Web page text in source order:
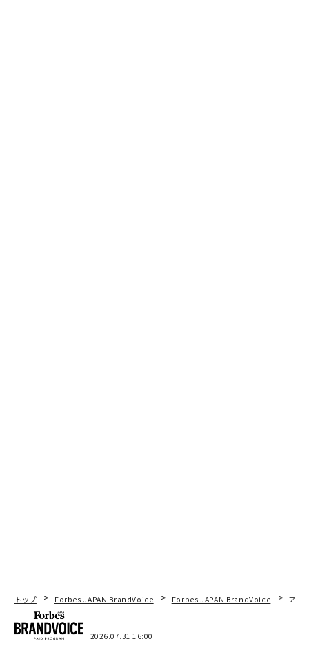
トップ Forbes JAPAN BrandVoice Forbes JAPAN BrandVoice アフ
2026.07.31 16:00